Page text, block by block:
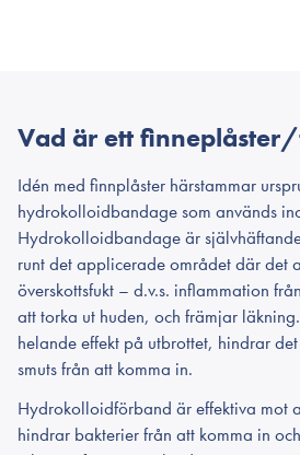
Vad är ett
Idén med finnplåster härstammar
hydrokolloidbandage som används
Hydrokolloidbandage är
runt det applicerade området där det
överskottsfukt – d.v.s. inflammation
att torka ut huden, och främjar
helande effekt på utbrottet, hindrar
smuts från att komma in.
Hydrokolloidförband är effektiva mot
hindrar bakterier från att komma in